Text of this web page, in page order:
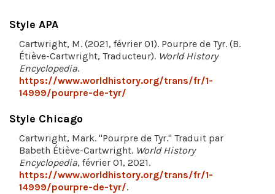
Style APA
Cartwright, M. (2021, février 01). Pourpre de Tyr. (B.
Étiève-Cartwright, Traducteur). World History
Encyclopedia.
https://www.worldhistory.org/trans/fr/1-
14999/pourpre-de-tyr/
Style Chicago
Cartwright, Mark. "Pourpre de Tyr." Traduit par
Babeth Étiève-Cartwright. World History
Encyclopedia, février 01, 2021.
https://www.worldhistory.org/trans/fr/1-
14999/pourpre-de-tyr/.